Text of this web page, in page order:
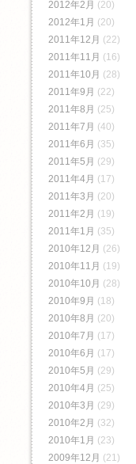
2012年2月 (20)
2012年1月 (20)
2011年12月 (22)
2011年11月 (16)
2011年10月 (28)
2011年9月 (22)
2011年8月 (25)
2011年7月 (40)
2011年6月 (35)
2011年5月 (29)
2011年4月 (17)
2011年3月 (20)
2011年2月 (19)
2011年1月 (35)
2010年12月 (26)
2010年11月 (19)
2010年10月 (28)
2010年9月 (18)
2010年8月 (20)
2010年7月 (17)
2010年6月 (17)
2010年5月 (29)
2010年4月 (25)
2010年3月 (29)
2010年2月 (32)
2010年1月 (23)
2009年12月 (21)